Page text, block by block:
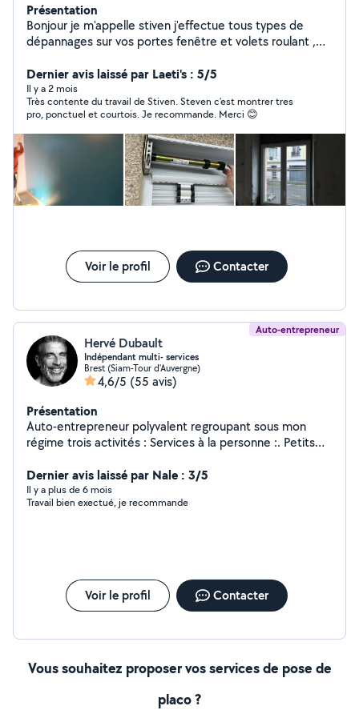
Présentation
Bonjour je m'appelle stiven j'effectue tous types de
dépannages sur vos portes fenêtre et volets roulant ,
peinture, tapisserie , montage démontage de tous
types de matériaux ,déménagement et tous ce qui est
petit travaux très motivé , très minutieux et polyvalent
disponible rapidement devis gratuit
Dernier avis laissé par Laeti's : 5/5
Il y a 2 mois
Très contente du travail de Stiven. Steven c’est montrer tres
pro, ponctuel et courtois. Je recommande. Merci 😊
Voir le profil Contacter
Auto-entrepreneur
Hervé Dubault
Indépendant multi- services
Brest (Siam-Tour d'Auvergne)
4,6/5 (55 avis)
Présentation
Auto-entrepreneur polyvalent regroupant sous mon
régime trois activités : Services à la personne :. Petits
d'espaces, enduits, peinture, tapisserie, carrelage,
petits agencements bois... J'apprécie aussi d' aider les
personnes dans leur quotidien : Médias et
d'avoir longtemps travaillé dans les studios
photographiques publicitaires. Depuis 2011 je propose
privé sur Brest depuis 2019. Mes diffé.entes activités
ont développé de bonnes facultés d'écoute et
d'adaptation. Je suis convivial, ponctuel, méticuleux et
Dernier avis laissé par Nale : 3/5
Il y a plus de 6 mois
Travail bien exectué, je recommande
Voir le profil Contacter
Vous souhaitez proposer vos services de pose de
placo ?